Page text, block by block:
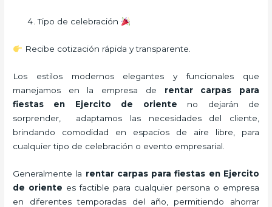
Tipo de celebración
Recibe cotización rápida y transparente.
Los estilos modernos elegantes y funcionales que
manejamos en la empresa de rentar carpas para
fiestas en Ejercito de oriente no dejarán de
sorprender, adaptamos las necesidades del cliente,
brindando comodidad en espacios de aire libre, para
cualquier tipo de celebración o evento empresarial.
Generalmente la rentar carpas para fiestas en Ejercito
de oriente es factible para cualquier persona o empresa
en diferentes temporadas del año, permitiendo ahorrar